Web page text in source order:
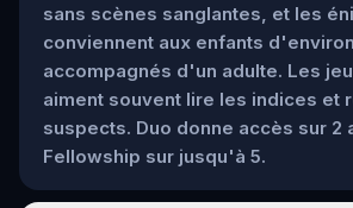
sans scènes sanglantes, et les
conviennent aux enfants
accompagnés d'un adulte. Les
aiment souvent lire les indices et
suspects. Duo donne accès sur 2
Fellowship sur jusqu'à 5.